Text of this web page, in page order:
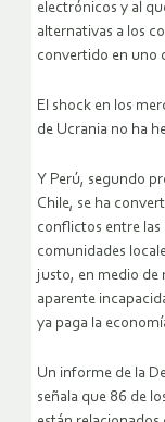
electrónicos y al
alternativas a los
convertido en uno
El shock en los
de Ucrania no ha
Y Perú, segundo
Chile, se ha
conflictos entre
comunidades
justo, en medio de
aparente
ya paga la
Un informe de la
señala que 86 de